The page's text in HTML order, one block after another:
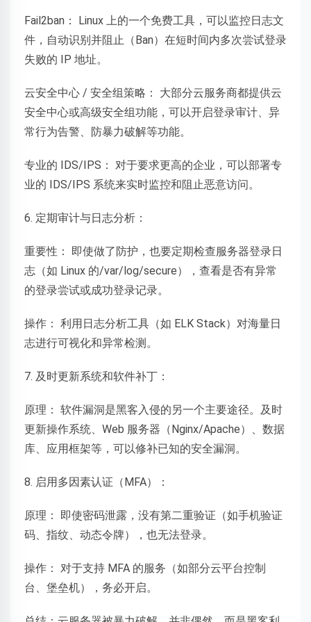
Fail2ban： Linux 上的一个免费工具，可以监控日志文
件，自动识别并阻止（Ban）在短时间内多次尝试登录
失败的 IP 地址。
云安全中心 / 安全组策略： 大部分云服务商都提供云
安全中心或高级安全组功能，可以开启登录审计、异
常行为告警、防暴力破解等功能。
专业的 IDS/IPS： 对于要求更高的企业，可以部署专
业的 IDS/IPS 系统来实时监控和阻止恶意访问。
6. 定期审计与日志分析：
重要性： 即使做了防护，也要定期检查服务器登录日
志（如 Linux 的/var/log/secure），查看是否有异常
的登录尝试或成功登录记录。
操作： 利用日志分析工具（如 ELK Stack）对海量日
志进行可视化和异常检测。
7. 及时更新系统和软件补丁：
原理： 软件漏洞是黑客入侵的另一个主要途径。及时
更新操作系统、Web 服务器（Nginx/Apache）、数据
库、应用框架等，可以修补已知的安全漏洞。
8. 启用多因素认证（MFA）：
原理： 即使密码泄露，没有第二重验证（如手机验证
码、指纹、动态令牌），也无法登录。
操作： 对于支持 MFA 的服务（如部分云平台控制
台、堡垒机），务必开启。